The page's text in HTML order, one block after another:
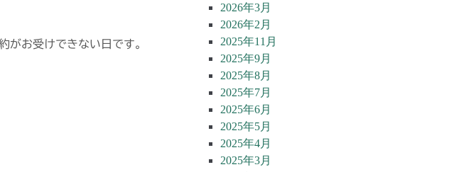
がお受けできない日です。
2026年3月
2026年2月
2025年11月
2025年9月
2025年8月
2025年7月
2025年6月
2025年5月
2025年4月
2025年3月